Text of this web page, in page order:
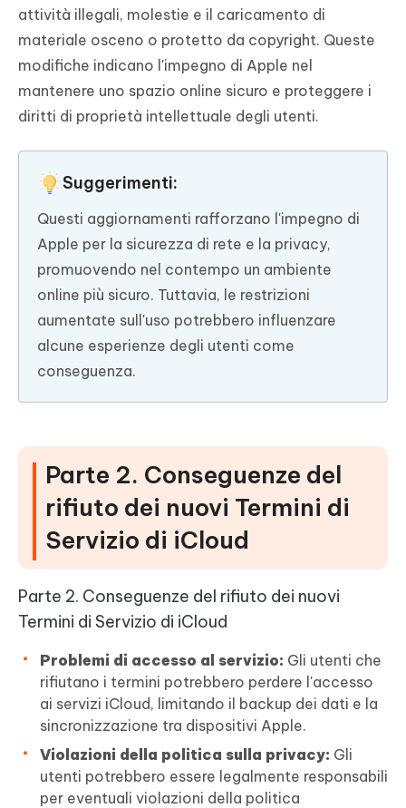
attività illegali, molestie e il caricamento di
materiale osceno o protetto da copyright. Queste
modifiche indicano l'impegno di Apple nel
mantenere uno spazio online sicuro e proteggere i
diritti di proprietà intellettuale degli utenti.
Suggerimenti:
Questi aggiornamenti rafforzano l'impegno di
Apple per la sicurezza di rete e la privacy,
promuovendo nel contempo un ambiente
online più sicuro. Tuttavia, le restrizioni
aumentate sull'uso potrebbero influenzare
alcune esperienze degli utenti come
conseguenza.
Parte 2. Conseguenze del
rifiuto dei nuovi Termini di
Servizio di iCloud
Parte 2. Conseguenze del rifiuto dei nuovi
Termini di Servizio di iCloud
Problemi di accesso al servizio: Gli utenti che
rifiutano i termini potrebbero perdere l'accesso
ai servizi iCloud, limitando il backup dei dati e la
sincronizzazione tra dispositivi Apple.
Violazioni della politica sulla privacy: Gli
utenti potrebbero essere legalmente responsabili
per eventuali violazioni della politica